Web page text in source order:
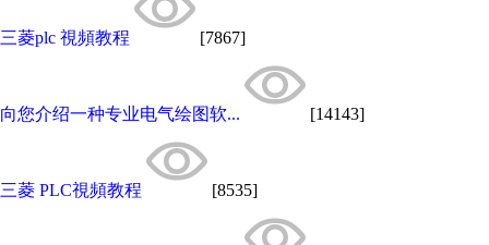
三菱plc 視頻教程 [7867]
向您介绍一种专业电气绘图软... [14143]
三菱 PLC視頻教程 [8535]